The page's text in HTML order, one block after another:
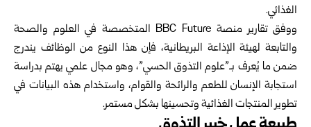
الغذائي.
ووفق تقارير منصة BBC Future المتخصصة في العلوم والصحة
والتابعة لهيئة الإذاعة البريطانية، فإن هذا النوع من الوظائف يندرج
ضمن ما يُعرف بـ”علوم التذوق الحسي”، وهو مجال علمي يهتم بدراسة
استجابة الإنسان للطعم والرائحة والقوام، واستخدام هذه البيانات في
تطوير المنتجات الغذائية وتحسينها بشكل مستمر.